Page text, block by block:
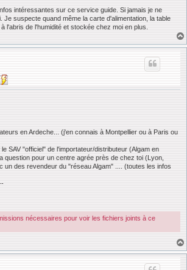
intéressantes sur ce service guide. Si jamais je ne
Je suspecte quand même la carte d'alimentation, la table
l'abris de l'humidité et stockée chez moi en plus.
en Ardeche... (j'en connais à Montpellier ou à Paris ou
SAV "officiel" de l'importateur/distributeur (Algam en
question pour un centre agrée près de chez toi (Lyon,
un des revendeur du "réseau Algam" .... (toutes les infos
nécessaires pour voir les fichiers joints à ce